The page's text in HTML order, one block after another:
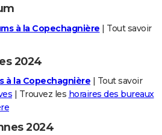
à la Copechagnière | Tout savoir
2024
à la Copechagnière | Tout savoir
| Trouvez les horaires des bureaux
2024